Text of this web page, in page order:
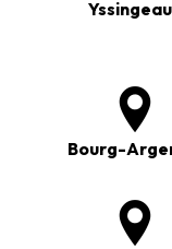
Bourg-